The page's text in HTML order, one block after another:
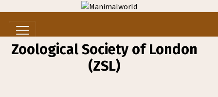
Zoological Society of London
(ZSL)